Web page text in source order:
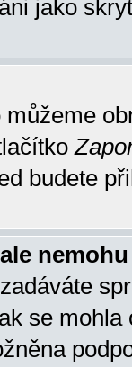
jako
budete
se